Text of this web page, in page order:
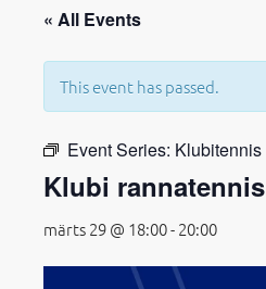
« All Events
This event has passed.
Event Series: Klubitennis
Klubi rannatennis
märts 29 @ 18:00-20:00